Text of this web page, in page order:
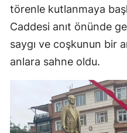
törenle kutlanmaya
Caddesi anıt önünde
saygı ve coşkunun bir
anlara sahne oldu.